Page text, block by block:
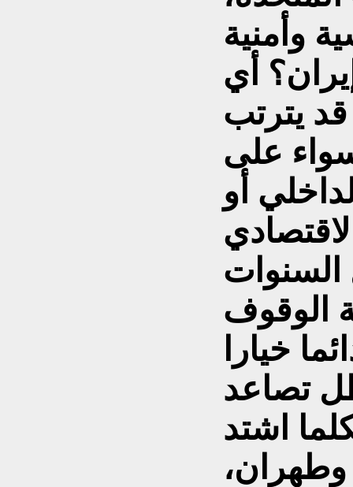
وأمنية
أي
يترتب
على
أو
السنوات
الوقوف
خيارا
تصاعد
اشتد